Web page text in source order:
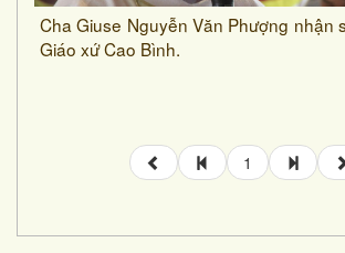
Cha Giuse Nguyễn Văn Phượng nhận
Giáo xứ Cao Bình.
1